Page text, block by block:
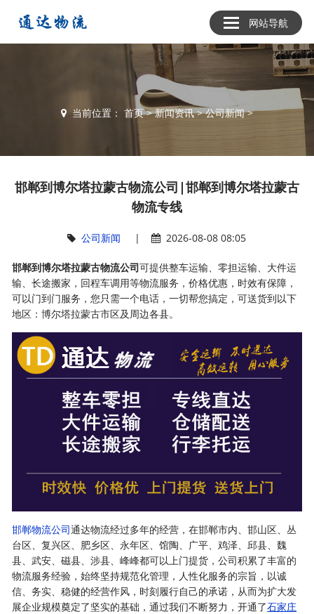
网站导航
当前位置： 首页>新闻资讯>公司新闻>
邯郸到博尔塔拉蒙古物流公司|邯郸到博尔塔拉蒙古
物流专线
公司新闻 | 2026-08-08 08:05
邯郸到博尔塔拉蒙古物流公司可提供整车运输、零担运输、大件运
输、长途搬家，回程车调用等物流服务，价格优惠，时效有保障，
可以门到门服务，您只需一个电话，一切帮您搞定，可送货到以下
地区：博尔塔拉蒙古市区及周边各县。
邯郸物流公司通达物流经过多年的经营，在邯郸市内、邯山区、丛
台区、复兴区、肥乡区、永年区、馆陶、广平、鸡泽、邱县、魏
县、武安、磁县、涉县、峰峰都可以上门提货，公司积累了丰富的
物流服务经验，始终坚持规范化管理，人性化服务的宗旨，以诚
信、务实、稳健的经营作风，时刻履行自己的承诺，从而为扩大发
展企业规模奠定了坚实的基础，通过我们不断努力，开通了石家庄